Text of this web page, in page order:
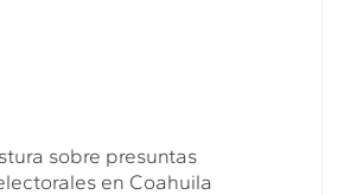
sobre presuntas
en Coahuila